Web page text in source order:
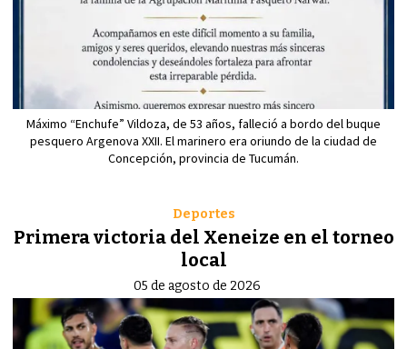
Máximo “Enchufe” Vildoza, de 53 años, falleció a bordo del buque
pesquero Argenova XXII. El marinero era oriundo de la ciudad de
Concepción, provincia de Tucumán.
Primera victoria del Xeneize en el torneo
local
Deportes
05 de agosto de 2026